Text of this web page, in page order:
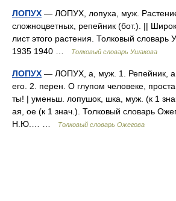
ЛОПУХ — ЛОПУХ, лопуха, муж.
сложноцветных, репейник (бот.). ||
лист этого растения. Толковый словарь
1935 1940 …
Толковый словарь Ушакова
ЛОПУХ — ЛОПУХ, а, муж. 1. Репейник, а
его. 2. перен. О глупом человеке,
ты! | уменьш. лопушок, шка, муж. (к 1
ая, ое (к 1 знач.). Толковый словарь
Н.Ю.… …
Толковый словарь Ожегова